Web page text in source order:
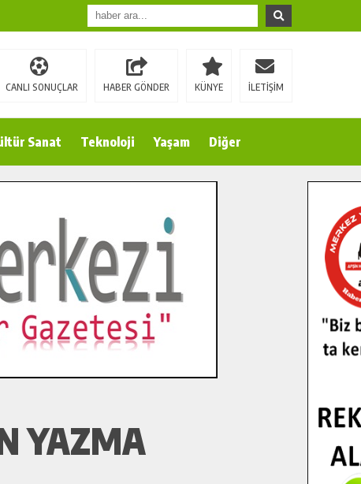
CANLI SONUÇLAR HABER GÖNDER KÜNYE İLETİŞİM
Sanat Teknoloji Yaşam Diğer
YAZMA